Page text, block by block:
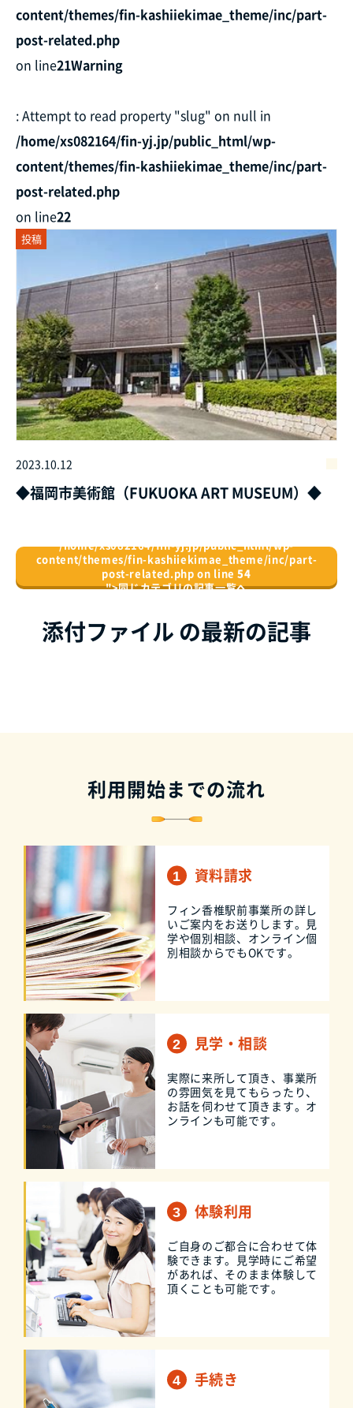
content/themes/fin-kashiiekimae_theme/inc/part-
post-related.php
on line21Warning
: Attempt to read property "slug" on null in
/home/xs082164/fin-yj.jp/public_html/wp-
content/themes/fin-kashiiekimae_theme/inc/part-
post-related.php
on line22
投稿
2023.10.12
◆福岡市美術館（FUKUOKA ART MUSEUM）◆
/home/xs082164/fin-yj.jp/public_html/wp-
content/themes/fin-kashiiekimae_theme/inc/part-
post-related.php on line54
">同じカテゴリの記事⼀覧へ
添付ファイル の最新の記事
利用開始までの流れ
資料請求
フィン香椎駅前事業所の詳し
いご案内をお送りします。見
学や個別相談、オンライン個
別相談からでもOKです。
見学・相談
実際に来所して頂き、事業所
の雰囲気を見てもらったり、
お話を伺わせて頂きます。オ
ンラインも可能です。
体験利用
ご自身のご都合に合わせて体
験できます。見学時にご希望
があれば、そのまま体験して
頂くことも可能です。
手続き